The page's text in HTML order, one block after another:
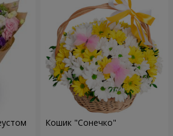
Кошик "Сонечко"